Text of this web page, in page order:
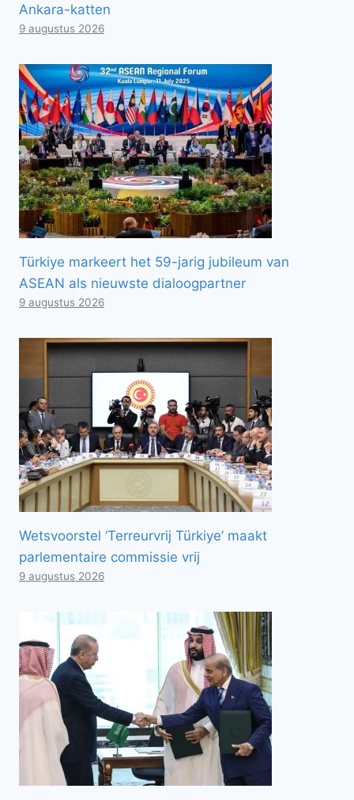
Ankara-katten
9 augustus 2026
Türkiye markeert het 59-jarig jubileum van
ASEAN als nieuwste dialoogpartner
9 augustus 2026
Wetsvoorstel ‘Terreurvrij Türkiye’ maakt
parlementaire commissie vrij
9 augustus 2026